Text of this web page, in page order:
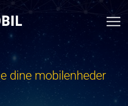
dine mobilenheder